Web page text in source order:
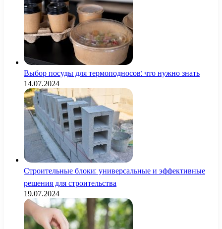
Выбор посуды для термоподносов: что нужно знать
14.07.2024
Строительные блоки: универсальные и эффективные
решения для строительства
19.07.2024